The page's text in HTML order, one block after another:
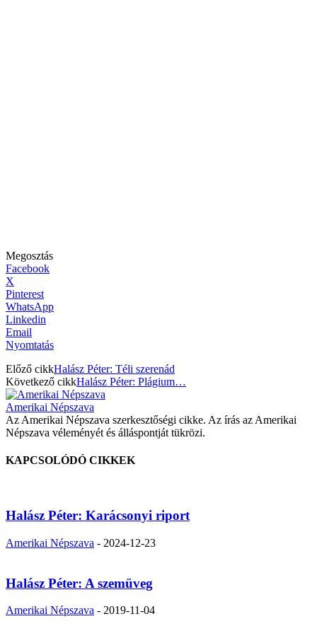
Megosztás
Facebook
X
Pinterest
WhatsApp
Linkedin
Email
Nyomtatás
Előző cikkHalász Péter: Téli szerenád
Következő cikkHalász Péter: Plágium…
Amerikai Népszava
Az Amerikai Népszava szerkesztőségi cikke. Az írás az Amerikai
Népszava véleményét és álláspontját tükrözi.
KAPCSOLÓDÓ CIKKEK
Halász Péter: Karácsonyi riport
Amerikai Népszava - 2024-12-23
Halász Péter: A szemüveg
Amerikai Népszava - 2019-11-04